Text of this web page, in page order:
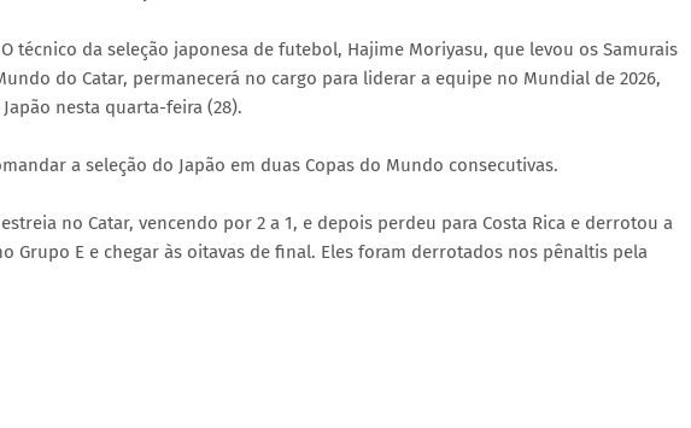
O técnico da seleção japonesa de futebol, Hajime Moriyasu, que levou os Samurais
do Catar, permanecerá no cargo para liderar a equipe no Mundial de 2026,
nesta quarta-feira (28).
a seleção do Japão em duas Copas do Mundo consecutivas.
no Catar, vencendo por 2 a 1, e depois perdeu para Costa Rica e derrotou a
Grupo E e chegar às oitavas de final. Eles foram derrotados nos pênaltis pela